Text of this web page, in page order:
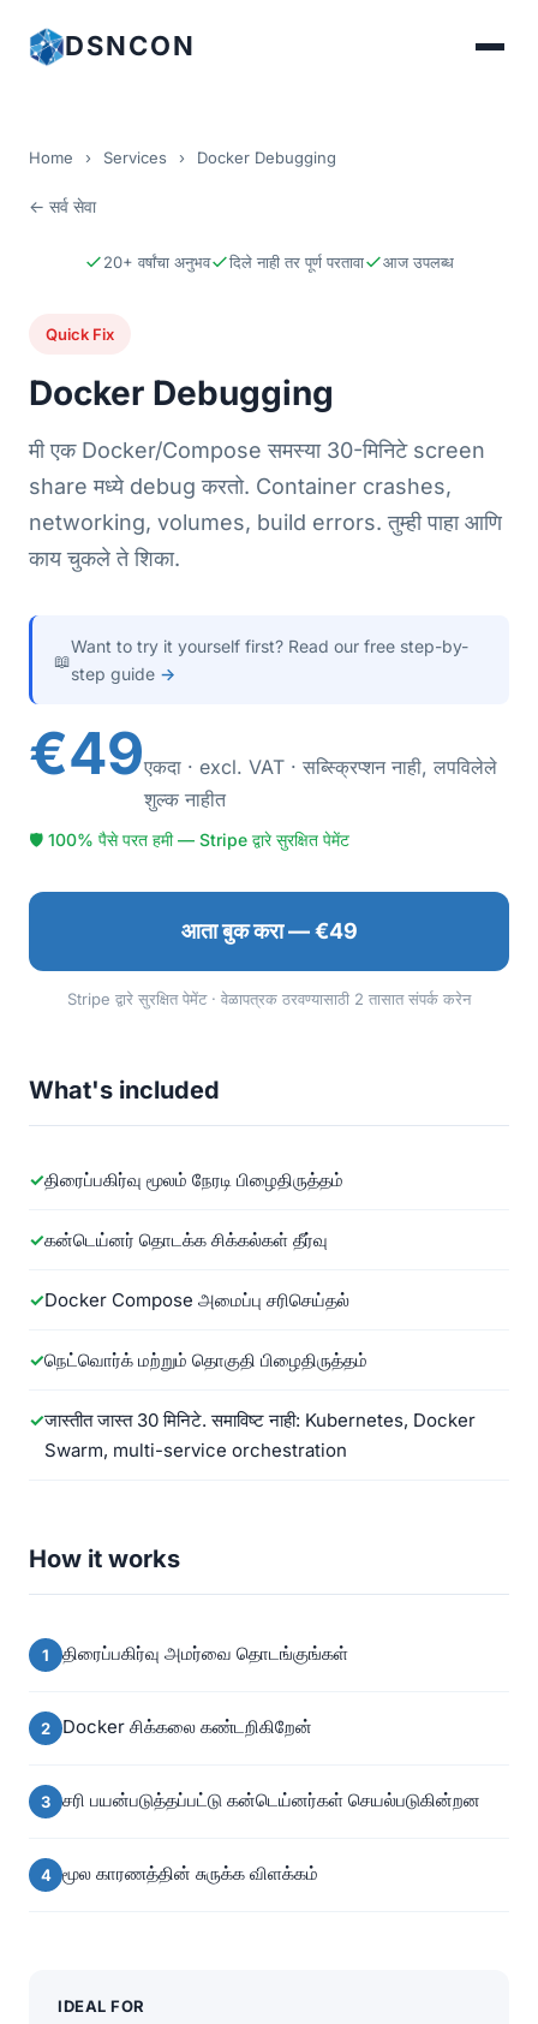
DSNCON
Home › Services › Docker Debugging
← सर्व सेवा
20+ वर्षांचा अनुभव दिले नाही तर पूर्ण परतावा आज उपलब्ध
Quick Fix
Docker Debugging
मी एक Docker/Compose समस्या 30-मिनिटे screen
share मध्ये debug करतो. Container crashes,
networking, volumes, build errors. तुम्ही पाहा आणि
काय चुकले ते शिका.
📖
Want to try it yourself first? Read our free step-by-
step guide →
€49एकदा · excl. VAT · सब्स्क्रिप्शन नाही, लपविलेले
शुल्क नाहीत
🛡 100% पैसे परत हमी — Stripe द्वारे सुरक्षित पेमेंट
आता बुक करा — €49
Stripe द्वारे सुरक्षित पेमेंट · वेळापत्रक ठरवण्यासाठी 2 तासात संपर्क करेन
What's included
திரைப்பகிர்வு மூலம் நேரடி பிழைதிருத்தம்
கன்டெய்னர் தொடக்க சிக்கல்கள் தீர்வு
Docker Compose அமைப்பு சரிசெய்தல்
நெட்வொர்க் மற்றும் தொகுதி பிழைதிருத்தம்
जास्तीत जास्त 30 मिनिटे. समाविष्ट नाही: Kubernetes, Docker
Swarm, multi-service orchestration
How it works
திரைப்பகிர்வு அமர்வை தொடங்குங்கள்
Docker சிக்கலை கண்டறிகிறேன்
சரி பயன்படுத்தப்பட்டு கன்டெய்னர்கள் செயல்படுகின்றன
மூல காரணத்தின் சுருக்க விளக்கம்
IDEAL FOR